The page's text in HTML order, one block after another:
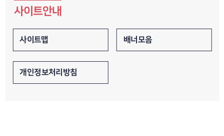
사이트안내
사이트맵 배너모음
개인정보처리방침